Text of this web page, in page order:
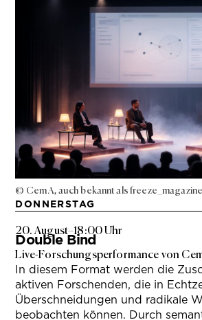
© Cem A, auch bekannt als freeze_magazine
DONNERSTAG
20. August–18:00 Uhr
Double Bind
Live-Forschungsperformance von
In diesem Format werden die
aktiven Forschenden, die in
Überschneidungen und radikale
beobachten können. Durch